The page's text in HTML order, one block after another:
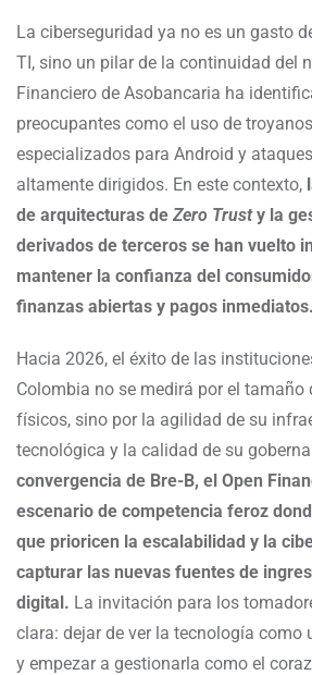
La ciberseguridad ya no es un gasto
TI, sino un pilar de la continuidad del
Financiero de Asobancaria ha
preocupantes como el uso de
especializados para Android y
altamente dirigidos. En este contexto,
de arquitecturas deZero Trusty la
derivados de terceros se han vuelto
mantener la confianza del
finanzas abiertas y pagos inmediatos.
Hacia 2026, el éxito de las
Colombia no se medirá por el tamaño
físicos, sino por la agilidad de su
tecnológica y la calidad de su
convergencia de Bre-B, el Open
escenario de competencia feroz
que prioricen la escalabilidad y la
capturar las nuevas fuentes de
digital. La invitación para los
clara: dejar de ver la tecnología como
y empezar a gestionarla como el